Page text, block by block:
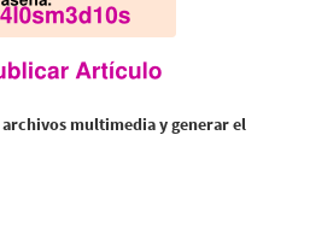
multimedia y generar el